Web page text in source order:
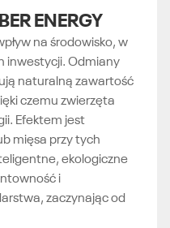
ENERGY
na środowisko, w
inwestycji. Odmiany
naturalną zawartość
czemu zwierzęta
Efektem jest
mięsa przy tych
ekologiczne
i
zaczynając od